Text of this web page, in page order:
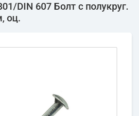
DIN 607 Болт с полукруг.
оц.